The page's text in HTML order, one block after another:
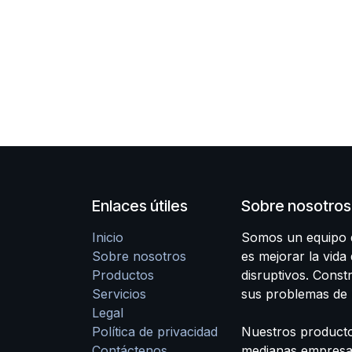
Enlaces útiles
Inicio
Sobre nosotros
Productos
Servicios
Legal
Política de privacidad
Sobre nosotros
Somos un equipo
es mejorar la
disruptivos.
sus problemas de
Nuestros